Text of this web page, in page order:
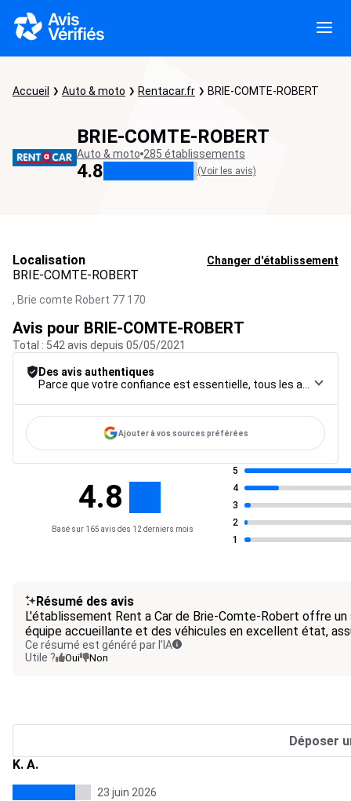
Accueil Auto & moto Rentacar.fr BRIE-COMTE-ROBERT
BRIE-COMTE-ROBERT
Auto & moto 285 établissements
4.8 (Voir les avis)
Localisation Changer d'établissement
BRIE-COMTE-ROBERT
, Brie comte Robert 77 170
Avis pour BRIE-COMTE-ROBERT
Total : 542 avis depuis 05/05/2021
Des avis authentiques
Ajouter à vos sources préférées
4.8
Basé sur 165 avis des 12 derniers mois
5
4
3
2
1
Résumé des avis
L'établissement Rent a Car de Brie-Comte-Robert offre
équipe accueillante et des véhicules en excellent état,
Ce résumé est généré par l’IA
Utile ?
Oui Non
Déposer
K. A.
23 juin 2026